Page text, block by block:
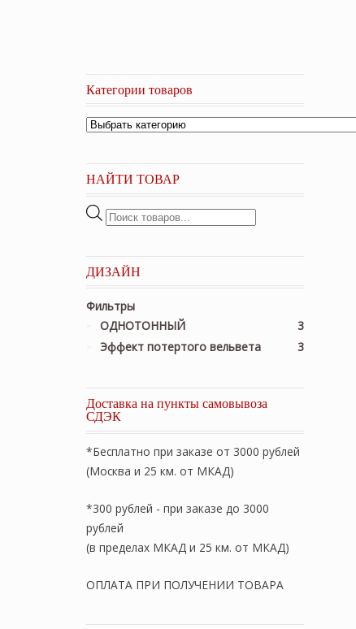
Категории товаров
НАЙТИ ТОВАР
Поиск
ДИЗАЙН
Фильтры
ОДНОТОННЫЙ
3
Эффект потертого вельвета
3
Доставка на пункты самовывоза
СДЭК
*Бесплатно при заказе от 3000 рублей
(Москва и 25 км. от МКАД)
*300 рублей - при заказе до 3000
рублей
(в пределах МКАД и 25 км. от МКАД)
ОПЛАТА ПРИ ПОЛУЧЕНИИ ТОВАРА